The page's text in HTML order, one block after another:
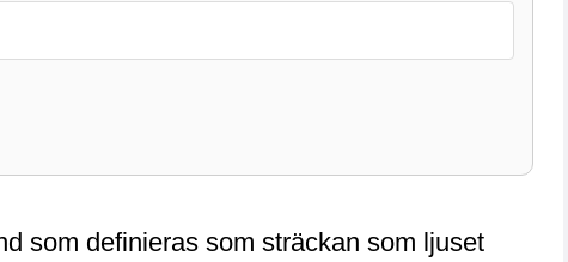
som definieras som sträckan som ljuset